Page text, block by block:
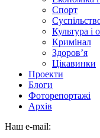
Спорт
Культура і
Кримінал
Здоров’я
Цікавинки
Проекти
Блоги
Фоторепортажі
Архів
Наш e-mail: